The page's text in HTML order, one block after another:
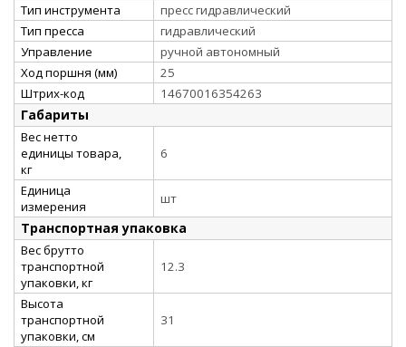
Тип инструмента
пресс гидравлический
Тип пресса
гидравлический
Управление
ручной автономный
Ход поршня (мм)
25
Штрих-код
14670016354263
Габариты
Вес нетто
единицы товара,
кг
6
Единица
измерения
шт
Транспортная упаковка
Вес брутто
транспортной
упаковки, кг
12.3
Высота
транспортной
упаковки, см
31